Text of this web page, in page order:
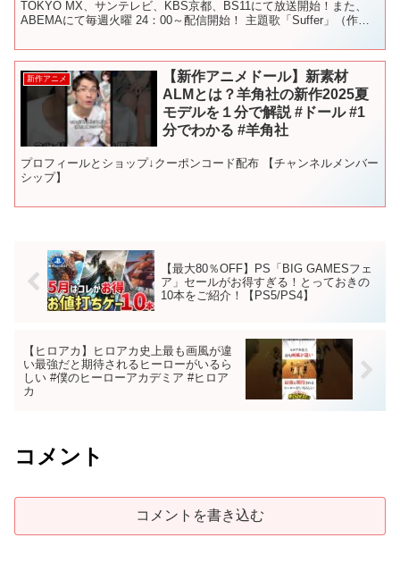
TOKYO MX、サンテレビ、KBS京都、BS11にて放送開始！また、
ABEMAにて毎週火曜 24：00～配信開始！ 主題歌「Suffer」（作詞
新作アニメ
【新作アニメドール】新素材
ALMとは？羊角社の新作2025夏
モデルを１分で解説 #ドール #1
分でわかる #羊角社
プロフィールとショップ↓クーポンコード配布 【チャンネルメンバー
シップ】
【最大80％OFF】PS「BIG GAMESフェ
ア」セールがお得すぎる！とっておきの
10本をご紹介！【PS5/PS4】
【ヒロアカ】ヒロアカ史上最も画風が違
い最強だと期待されるヒーローがいるら
しい #僕のヒーローアカデミア #ヒロア
カ
コメント
コメントを書き込む